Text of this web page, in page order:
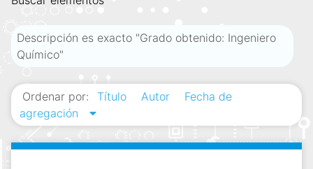
Descripción es exacto "Grado obtenido: Ingeniero
Químico"
Ordenar por: Título Autor
Fecha de
agregación